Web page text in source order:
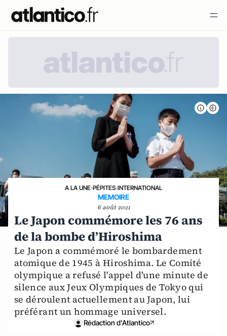
A LA UNE›PÉPITES›INTERNATIONAL
MEMOIRE
6 août 2021
Le Japon commémore les 76 ans
de la bombe d’Hiroshima
Le Japon a commémoré le bombardement
atomique de 1945 à Hiroshima. Le Comité
olympique a refusé l'appel d'une minute de
silence aux Jeux Olympiques de Tokyo qui
se déroulent actuellement au Japon, lui
préférant un hommage universel.
Rédaction d'Atlantico